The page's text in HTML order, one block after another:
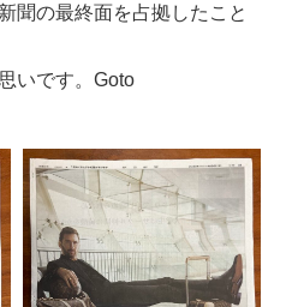
聞の最終面を占拠したこと
いです。Goto